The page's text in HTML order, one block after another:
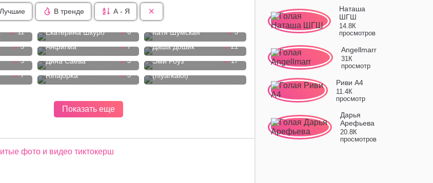
Лучшие В тренде А - Я
11 Екатерина Шкуро 6 Катя Шумская 3
5 Анфигма 7 Даша Дошик 21
5 Дина Саева 3 Эми Роуз 17
7 Rinajopka 3
Ниярка
(niyarkalol)
14
Показать еще
фото и видео тиктокерш
Наташа
ШГШ
14.8К
просмотров
Angellmarr
31К
просмотр
Риви А4
11.4К
просмотр
Дарья
Арефьева
20.8К
просмотров